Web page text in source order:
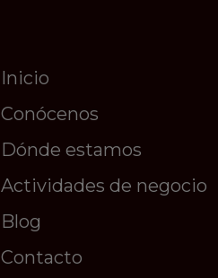
Inicio
Conócenos
Dónde estamos
Actividades de negocio
Blog
Contacto